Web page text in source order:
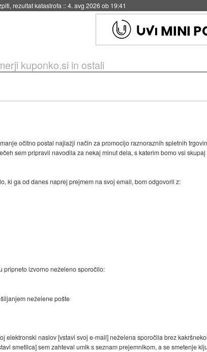
rezultat katastrofa ::4. avg 2026 ob 19:41
kuponko.si in ostali
očitno postal najlažji način za promocijo raznoraznih spletnih
sem pripravil navodila za nekaj minut dela, s katerim bomo vsi
ki ga od danes naprej prejmem na svoj email, bom odgovoril z:
pripneto izvorno neželeno sporočilo:
neželene pošte
elektronski naslov [vstavi svoj e-mail] neželena sporočila brez
smetilca] sem zahteval umik s seznam prejemnikom, a se smetenje